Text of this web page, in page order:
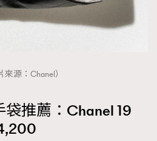
來源：Chanel）
推薦：Chanel 19